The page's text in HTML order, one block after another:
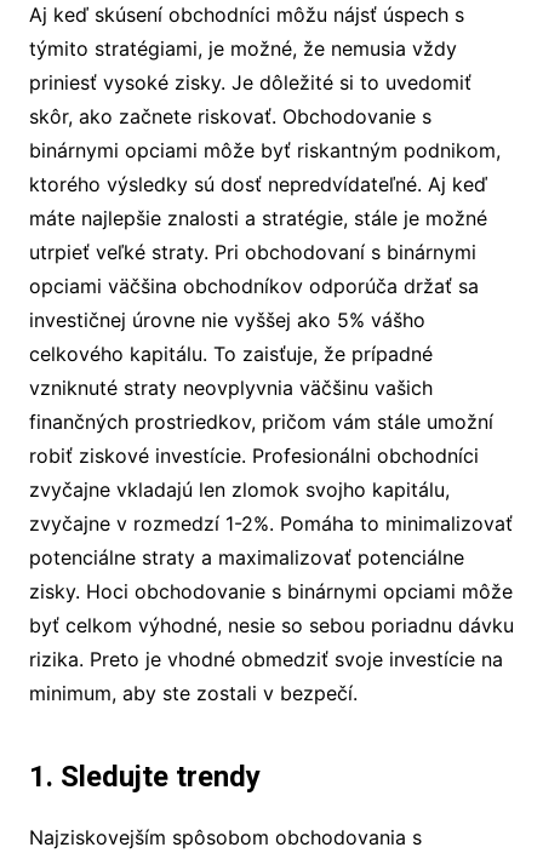
Aj keď skúsení obchodníci môžu nájsť úspech s
týmito stratégiami, je možné, že nemusia vždy
priniesť vysoké zisky. Je dôležité si to uvedomiť
skôr, ako začnete riskovať. Obchodovanie s
binárnymi opciami môže byť riskantným podnikom,
ktorého výsledky sú dosť nepredvídateľné. Aj keď
máte najlepšie znalosti a stratégie, stále je možné
utrpieť veľké straty. Pri obchodovaní s binárnymi
opciami väčšina obchodníkov odporúča držať sa
investičnej úrovne nie vyššej ako 5% vášho
celkového kapitálu. To zaisťuje, že prípadné
vzniknuté straty neovplyvnia väčšinu vašich
finančných prostriedkov, pričom vám stále umožní
robiť ziskové investície. Profesionálni obchodníci
zvyčajne vkladajú len zlomok svojho kapitálu,
zvyčajne v rozmedzí 1-2%. Pomáha to minimalizovať
potenciálne straty a maximalizovať potenciálne
zisky. Hoci obchodovanie s binárnymi opciami môže
byť celkom výhodné, nesie so sebou poriadnu dávku
rizika. Preto je vhodné obmedziť svoje investície na
minimum, aby ste zostali v bezpečí.
1. Sledujte trendy
Najziskovejším spôsobom obchodovania s